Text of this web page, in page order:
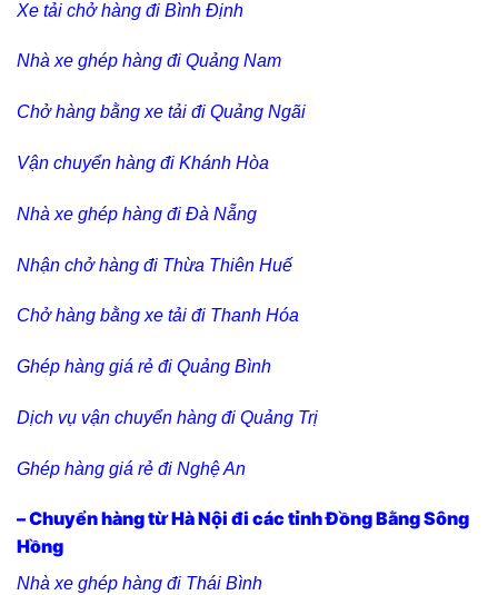
Xe tải chở hàng đi Bình Định
Nhà xe ghép hàng đi Quảng Nam
Chở hàng bằng xe tải đi Quảng Ngãi
Vận chuyển hàng đi Khánh Hòa
Nhà xe ghép hàng đi Đà Nẵng
Nhận chở hàng đi Thừa Thiên Huế
Chở hàng bằng xe tải đi Thanh Hóa
Ghép hàng giá rẻ đi Quảng Bình
Dịch vụ vận chuyển hàng đi Quảng Trị
Ghép hàng giá rẻ đi Nghệ An
– Chuyển hàng từ Hà Nội đi các tỉnh Đồng Bằng Sông
Hồng
Nhà xe ghép hàng đi Thái Bình